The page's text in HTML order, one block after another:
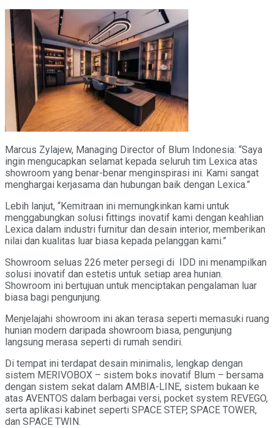
Marcus Zylajew, Managing Director of Blum Indonesia: “Saya
ingin mengucapkan selamat kepada seluruh tim Lexica atas
showroom yang benar-benar menginspirasi ini. Kami sangat
menghargai kerjasama dan hubungan baik dengan Lexica.”
Lebih lanjut, “Kemitraan ini memungkinkan kami untuk
menggabungkan solusi fittings inovatif kami dengan keahlian
Lexica dalam industri furnitur dan desain interior, memberikan
nilai dan kualitas luar biasa kepada pelanggan kami.”
Showroom seluas 226 meter persegi di IDD ini menampilkan
solusi inovatif dan estetis untuk setiap area hunian.
Showroom ini bertujuan untuk menciptakan pengalaman luar
biasa bagi pengunjung.
Menjelajahi showroom ini akan terasa seperti memasuki ruang
hunian modern daripada showroom biasa, pengunjung
langsung merasa seperti di rumah sendiri.
Di tempat ini terdapat desain minimalis, lengkap dengan
sistem MERIVOBOX – sistem boks inovatif Blum – bersama
dengan sistem sekat dalam AMBIA-LINE, sistem bukaan ke
atas AVENTOS dalam berbagai versi, pocket system REVEGO,
serta aplikasi kabinet seperti SPACE STEP, SPACE TOWER,
dan SPACE TWIN.